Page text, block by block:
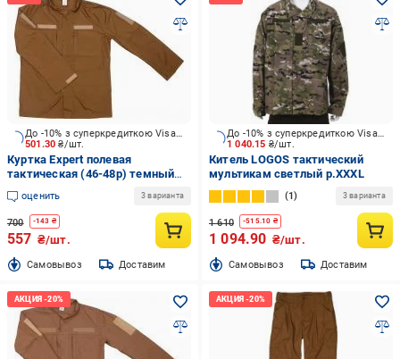
501.30₴/шт.
До -10% з суперкредиткою Visa Вигода
Куртка Expert полевая
тактическая (46-48р) темный
койот р.M
оценить 3 варианта
700 -143 ₴
557 ₴/шт.
Cамовывоз Доставим
1 040.15 ₴/шт.
До -10% з суперкредиткою Visa Вигода
Китель LOGOS тактический
мультикам светлый р.XXXL
1 3 варианта
1 610 -515.10 ₴
1 094.90 ₴/шт.
Cамовывоз Доставим